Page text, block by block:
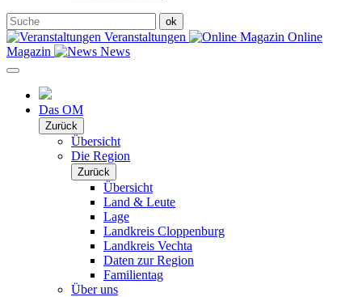
Veranstaltungen
Online
Magazin
News
Das OM
Zurück
Übersicht
Die Region
Zurück
Übersicht
Land & Leute
Lage
Landkreis Cloppenburg
Landkreis Vechta
Daten zur Region
Familientag
Über uns